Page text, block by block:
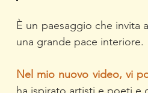
È un paesaggio che invita
una grande pace interiore.
Nel mio nuovo video, vi